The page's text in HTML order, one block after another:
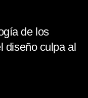
de los
diseño culpa al